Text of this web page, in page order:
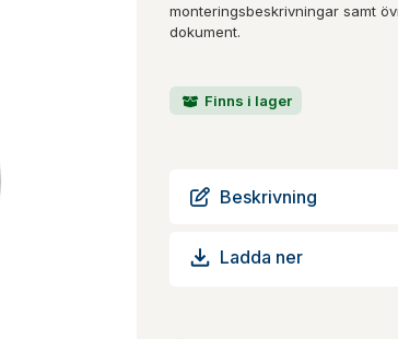
monteringsbeskrivningar samt
dokument.
Finns i lager
Beskrivning
Ladda ner